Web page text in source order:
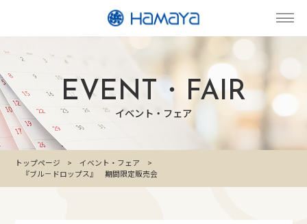
EVENT・FAIR
イベント・フェア
トップページ
イベント・フェア
『ブル－ドロップス』 期間限定販売会